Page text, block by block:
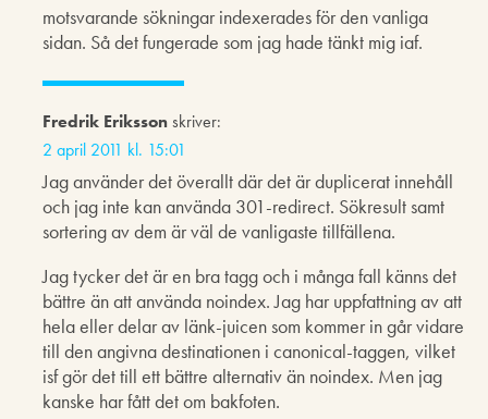
motsvarande sökningar indexerades för den vanliga
sidan. Så det fungerade som jag hade tänkt mig iaf.
Fredrik Erikssonskriver:
2 april 2011 kl. 15:01
Jag använder det överallt där det är duplicerat innehåll
och jag inte kan använda 301-redirect. Sökresult samt
sortering av dem är väl de vanligaste tillfällena.
Jag tycker det är en bra tagg och i många fall känns det
bättre än att använda noindex. Jag har uppfattning av att
hela eller delar av länk-juicen som kommer in går vidare
till den angivna destinationen i canonical-taggen, vilket
isf gör det till ett bättre alternativ än noindex. Men jag
kanske har fått det om bakfoten.